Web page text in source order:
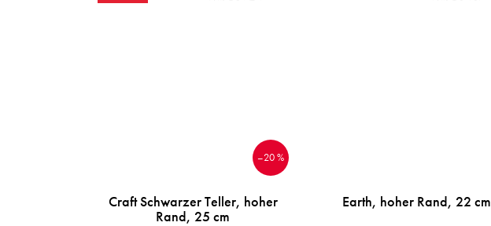
–20 %
Craft Schwarzer Teller, hoher
Rand, 25 cm
Earth, hoher Rand, 22 cm